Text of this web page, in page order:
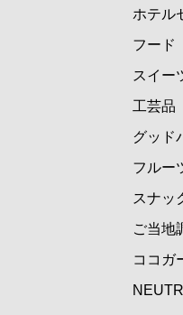
ホテル
フード
スイー
工芸品
グッド
フルー
スナッ
ご当地
ココガ